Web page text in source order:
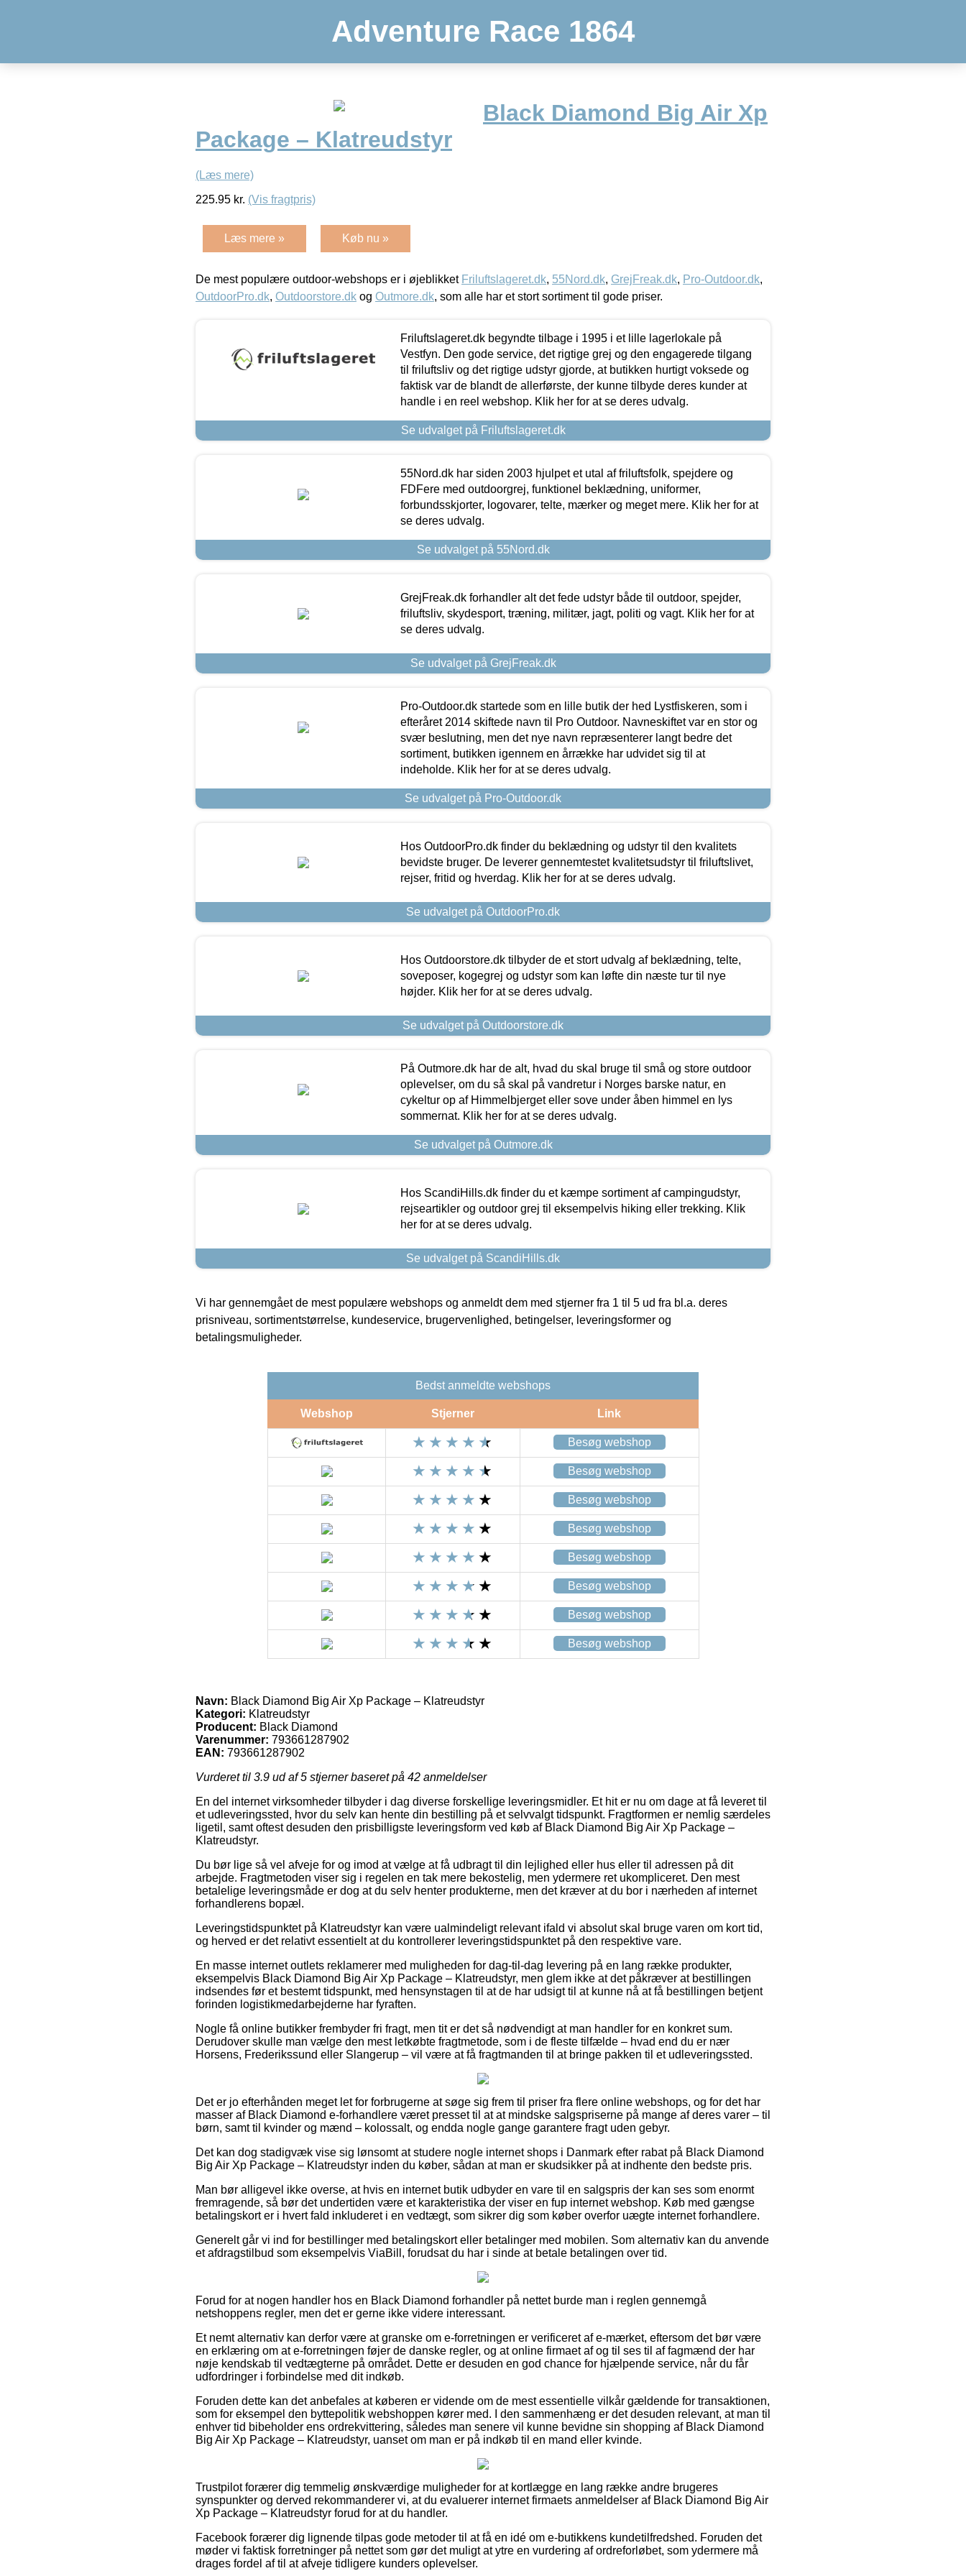
Adventure Race 1864
Black Diamond Big Air Xp
Package – Klatreudstyr
(Læs mere)
225.95 kr. (Vis fragtpris)
Læs mere » Køb nu »
De mest populære outdoor-webshops er i øjeblikket Friluftslageret.dk, 55Nord.dk, GrejFreak.dk, Pro-Outdoor.dk,
OutdoorPro.dk, Outdoorstore.dk og Outmore.dk, som alle har et stort sortiment til gode priser.
Friluftslageret.dk begyndte tilbage i 1995 i et lille lagerlokale på
Vestfyn. Den gode service, det rigtige grej og den engagerede tilgang
til friluftsliv og det rigtige udstyr gjorde, at butikken hurtigt voksede og
faktisk var de blandt de allerførste, der kunne tilbyde deres kunder at
handle i en reel webshop. Klik her for at se deres udvalg.
Se udvalget på Friluftslageret.dk
55Nord.dk har siden 2003 hjulpet et utal af friluftsfolk, spejdere og
FDFere med outdoorgrej, funktionel beklædning, uniformer,
forbundsskjorter, logovarer, telte, mærker og meget mere. Klik her for at
se deres udvalg.
Se udvalget på 55Nord.dk
GrejFreak.dk forhandler alt det fede udstyr både til outdoor, spejder,
friluftsliv, skydesport, træning, militær, jagt, politi og vagt. Klik her for at
se deres udvalg.
Se udvalget på GrejFreak.dk
Pro-Outdoor.dk startede som en lille butik der hed Lystfiskeren, som i
efteråret 2014 skiftede navn til Pro Outdoor. Navneskiftet var en stor og
svær beslutning, men det nye navn repræsenterer langt bedre det
sortiment, butikken igennem en årrække har udvidet sig til at
indeholde. Klik her for at se deres udvalg.
Se udvalget på Pro-Outdoor.dk
Hos OutdoorPro.dk finder du beklædning og udstyr til den kvalitets
bevidste bruger. De leverer gennemtestet kvalitetsudstyr til friluftslivet,
rejser, fritid og hverdag. Klik her for at se deres udvalg.
Se udvalget på OutdoorPro.dk
Hos Outdoorstore.dk tilbyder de et stort udvalg af beklædning, telte,
soveposer, kogegrej og udstyr som kan løfte din næste tur til nye
højder. Klik her for at se deres udvalg.
Se udvalget på Outdoorstore.dk
På Outmore.dk har de alt, hvad du skal bruge til små og store outdoor
oplevelser, om du så skal på vandretur i Norges barske natur, en
cykeltur op af Himmelbjerget eller sove under åben himmel en lys
sommernat. Klik her for at se deres udvalg.
Se udvalget på Outmore.dk
Hos ScandiHills.dk finder du et kæmpe sortiment af campingudstyr,
rejseartikler og outdoor grej til eksempelvis hiking eller trekking. Klik
her for at se deres udvalg.
Se udvalget på ScandiHills.dk
Vi har gennemgået de mest populære webshops og anmeldt dem med stjerner fra 1 til 5 ud fra bl.a. deres
prisniveau, sortimentstørrelse, kundeservice, brugervenlighed, betingelser, leveringsformer og
betalingsmuligheder.
Bedst anmeldte webshops
Webshop Stjerner Link
Besøg webshop
Besøg webshop
Besøg webshop
Besøg webshop
Besøg webshop
Besøg webshop
Besøg webshop
Besøg webshop
Navn: Black Diamond Big Air Xp Package – Klatreudstyr
Kategori: Klatreudstyr
Producent: Black Diamond
Varenummer: 793661287902
EAN: 793661287902
Vurderet til 3.9 ud af 5 stjerner baseret på 42 anmeldelser
En del internet virksomheder tilbyder i dag diverse forskellige leveringsmidler. Et hit er nu om dage at få leveret til
et udleveringssted, hvor du selv kan hente din bestilling på et selvvalgt tidspunkt. Fragtformen er nemlig særdeles
ligetil, samt oftest desuden den prisbilligste leveringsform ved køb af Black Diamond Big Air Xp Package –
Klatreudstyr.
Du bør lige så vel afveje for og imod at vælge at få udbragt til din lejlighed eller hus eller til adressen på dit
arbejde. Fragtmetoden viser sig i regelen en tak mere bekostelig, men ydermere ret ukompliceret. Den mest
betalelige leveringsmåde er dog at du selv henter produkterne, men det kræver at du bor i nærheden af internet
forhandlerens bopæl.
Leveringstidspunktet på Klatreudstyr kan være ualmindeligt relevant ifald vi absolut skal bruge varen om kort tid,
og herved er det relativt essentielt at du kontrollerer leveringstidspunktet på den respektive vare.
En masse internet outlets reklamerer med muligheden for dag-til-dag levering på en lang række produkter,
eksempelvis Black Diamond Big Air Xp Package – Klatreudstyr, men glem ikke at det påkræver at bestillingen
indsendes før et bestemt tidspunkt, med hensynstagen til at de har udsigt til at kunne nå at få bestillingen betjent
forinden logistikmedarbejderne har fyraften.
Nogle få online butikker frembyder fri fragt, men tit er det så nødvendigt at man handler for en konkret sum.
Derudover skulle man vælge den mest letkøbte fragtmetode, som i de fleste tilfælde – hvad end du er nær
Horsens, Frederikssund eller Slangerup – vil være at få fragtmanden til at bringe pakken til et udleveringssted.
Det er jo efterhånden meget let for forbrugerne at søge sig frem til priser fra flere online webshops, og for det har
masser af Black Diamond e-forhandlere været presset til at at mindske salgspriserne på mange af deres varer – til
børn, samt til kvinder og mænd – kolossalt, og endda nogle gange garantere fragt uden gebyr.
Det kan dog stadigvæk vise sig lønsomt at studere nogle internet shops i Danmark efter rabat på Black Diamond
Big Air Xp Package – Klatreudstyr inden du køber, sådan at man er skudsikker på at indhente den bedste pris.
Man bør alligevel ikke overse, at hvis en internet butik udbyder en vare til en salgspris der kan ses som enormt
fremragende, så bør det undertiden være et karakteristika der viser en fup internet webshop. Køb med gængse
betalingskort er i hvert fald inkluderet i en vedtægt, som sikrer dig som køber overfor uægte internet forhandlere.
Generelt går vi ind for bestillinger med betalingskort eller betalinger med mobilen. Som alternativ kan du anvende
et afdragstilbud som eksempelvis ViaBill, forudsat du har i sinde at betale betalingen over tid.
Forud for at nogen handler hos en Black Diamond forhandler på nettet burde man i reglen gennemgå
netshoppens regler, men det er gerne ikke videre interessant.
Et nemt alternativ kan derfor være at granske om e-forretningen er verificeret af e-mærket, eftersom det bør være
en erklæring om at e-forretningen føjer de danske regler, og at online firmaet af og til ses til af fagmænd der har
nøje kendskab til vedtægterne på området. Dette er desuden en god chance for hjælpende service, når du får
udfordringer i forbindelse med dit indkøb.
Foruden dette kan det anbefales at køberen er vidende om de mest essentielle vilkår gældende for transaktionen,
som for eksempel den byttepolitik webshoppen kører med. I den sammenhæng er det desuden relevant, at man til
enhver tid bibeholder ens ordrekvittering, således man senere vil kunne bevidne sin shopping af Black Diamond
Big Air Xp Package – Klatreudstyr, uanset om man er på indkøb til en mand eller kvinde.
Trustpilot forærer dig temmelig ønskværdige muligheder for at kortlægge en lang række andre brugeres
synspunkter og derved rekommanderer vi, at du evaluerer internet firmaets anmeldelser af Black Diamond Big Air
Xp Package – Klatreudstyr forud for at du handler.
Facebook forærer dig lignende tilpas gode metoder til at få en idé om e-butikkens kundetilfredshed. Foruden det
møder vi faktisk forretninger på nettet som gør det muligt at ytre en vurdering af ordreforløbet, som ydermere må
drages fordel af til at afveje tidligere kunders oplevelser.